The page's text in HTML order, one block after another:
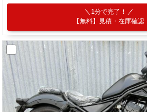
1分で完了！
【無料】見積・在庫確認